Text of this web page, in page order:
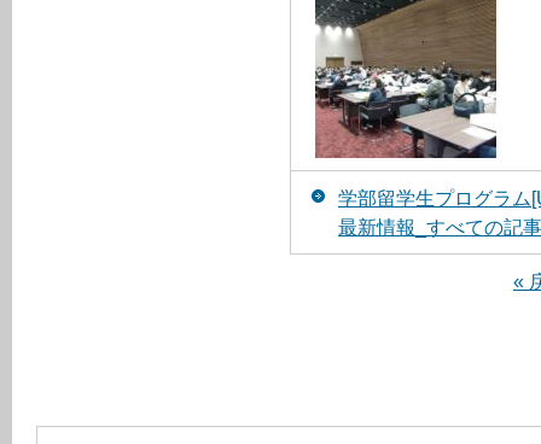
学部留学生プログラム
最新情報_すべての記事
«